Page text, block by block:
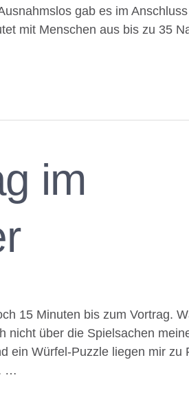
gab es im
mit Menschen aus bis zu 35
im
15 Minuten bis zum Vortrag.
nicht über die Spielsachen
ein Würfel-Puzzle liegen mir zu
…